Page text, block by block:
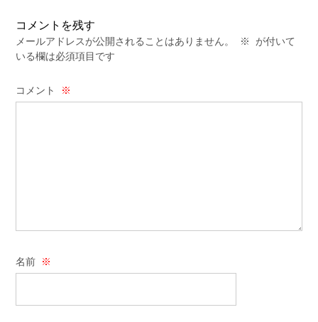
コメントを残す
メールアドレスが公開されることはありません。 ※
が付いて
いる欄は必須項目です
コメント ※
名前 ※